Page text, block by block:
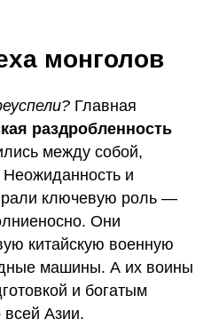
монголов
Главная
раздробленность
между собой,
и
ключевую роль —
Они
китайскую военную
машины. А их воины
и богатым
Азии.